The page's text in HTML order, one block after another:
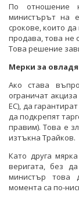
По отношение
министърът на
срокове, които да
продава, това не
Това решение
Мерки за
Ако става
ограничат
ЕС), да
да подкрепят
правим). Това е
изтъкна Трайков.
Като друга
веригата, без
министър това
момента са по-